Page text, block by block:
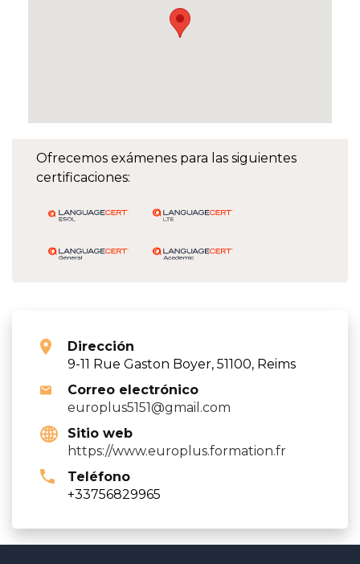
Ofrecemos exámenes para las siguientes
certificaciones:
Dirección
9-11 Rue Gaston Boyer, 51100, Reims
Correo electrónico
europlus5151@gmail.com
Sitio web
https://www.europlus.formation.fr
Teléfono
+33756829965